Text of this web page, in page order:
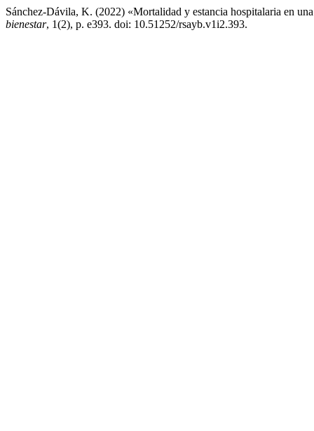
Sánchez-Dávila, K. (2022) «Mortalidad y estancia hospitalaria en
bienestar, 1(2), p. e393. doi: 10.51252/rsayb.v1i2.393.